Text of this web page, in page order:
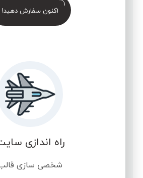
اکنون سفارش دهید!
راه اندازی
شخصی سازی